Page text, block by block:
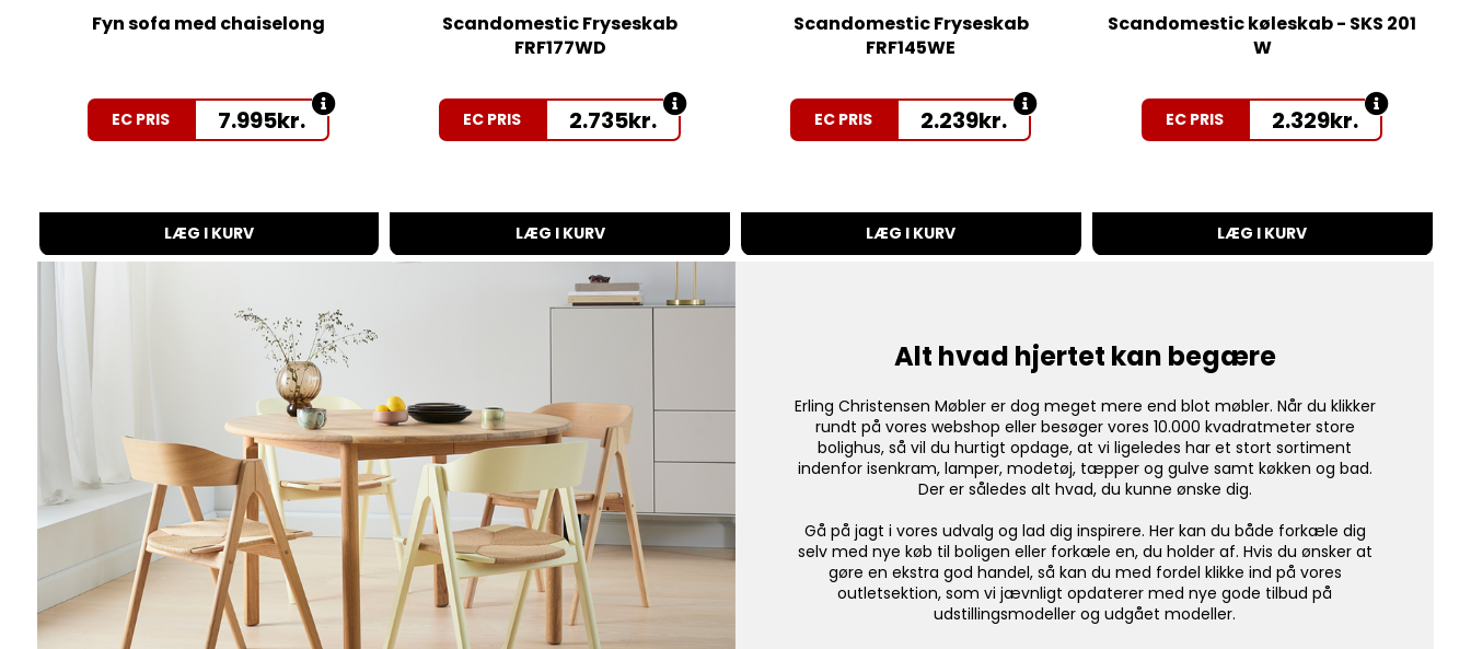
Fyn sofa med chaiselong
EC PRIS 7.995kr.
LÆG I KURV
Scandomestic Fryseskab
FRF177WD
EC PRIS 2.735kr.
LÆG I KURV
Scandomestic Fryseskab
FRF145WE
EC PRIS 2.239kr.
LÆG I KURV
Scandomestic køleskab - SKS 201
W
EC PRIS 2.329kr.
LÆG I KURV
Alt hvad hjertet kan begære
Erling Christensen Møbler er dog meget mere end blot møbler. Når du klikker
rundt på vores webshop eller besøger vores 10.000 kvadratmeter store
bolighus, så vil du hurtigt opdage, at vi ligeledes har et stort sortiment
indenfor isenkram, lamper, modetøj, tæpper og gulve samt køkken og bad.
Der er således alt hvad, du kunne ønske dig.
Gå på jagt i vores udvalg og lad dig inspirere. Her kan du både forkæle dig
selv med nye køb til boligen eller forkæle en, du holder af. Hvis du ønsker at
gøre en ekstra god handel, så kan du med fordel klikke ind på vores
outletsektion, som vi jævnligt opdaterer med nye gode tilbud på
udstillingsmodeller og udgået modeller.